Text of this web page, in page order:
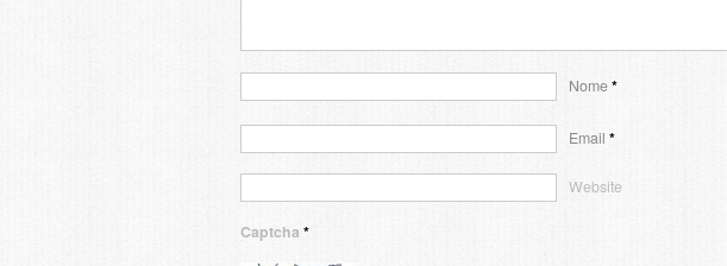
Nome*
Email *
Website
Captcha *